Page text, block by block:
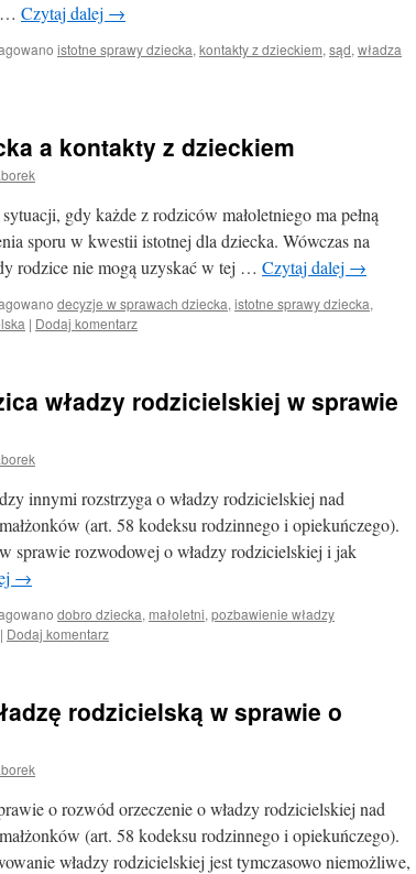
… Czytaj dalej →
istotne sprawy dziecka, kontakty z dzieckiem, sąd, władza
a kontakty z dzieckiem
gdy każde z rodziców małoletniego ma pełną
sporu w kwestii istotnej dla dziecka. Wówczas na
rodzice nie mogą uzyskać w tej … Czytaj dalej →
decyzje w sprawach dziecka, istotne sprawy dziecka,
| Dodaj komentarz
władzy rodzicielskiej w sprawie
innymi rozstrzyga o władzy rodzicielskiej nad
(art. 58 kodeksu rodzinnego i opiekuńczego).
sprawie rozwodowej o władzy rodzicielskiej i jak
→
dobro dziecka, małoletni, pozbawienie władzy
| Dodaj komentarz
rodzicielską w sprawie o
o rozwód orzeczenie o władzy rodzicielskiej nad
(art. 58 kodeksu rodzinnego i opiekuńczego).
władzy rodzicielskiej jest tymczasowo niemożliwe,